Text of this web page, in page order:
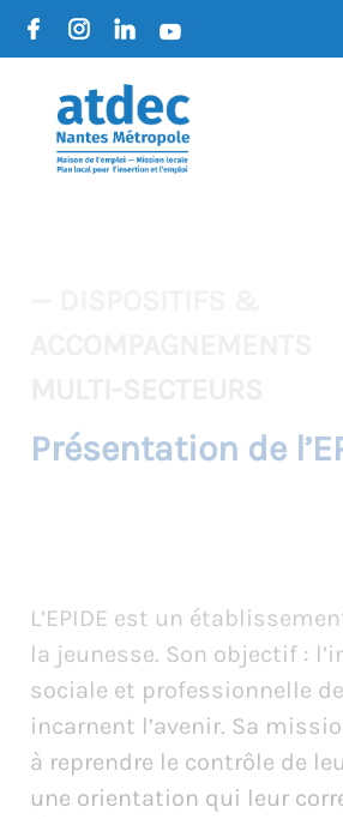
Présentation de
L’EPIDE est un
la jeunesse. Son objectif :
sociale et professionnelle
incarnent l’avenir. Sa
à reprendre le contrôle de
une orientation qui leur